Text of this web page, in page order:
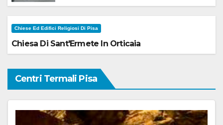
Chiese Ed Edifici Religiosi Di Pisa
Chiesa Di Sant'Ermete In Orticaia
Centri Termali Pisa